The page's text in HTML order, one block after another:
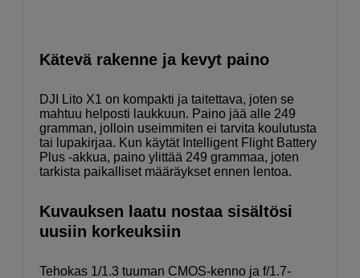
Kätevä rakenne ja kevyt paino
DJI Lito X1 on kompakti ja taitettava, joten se
mahtuu helposti laukkuun. Paino jää alle 249
gramman, jolloin useimmiten ei tarvita koulutusta
tai lupakirjaa. Kun käytät Intelligent Flight Battery
Plus -akkua, paino ylittää 249 grammaa, joten
tarkista paikalliset määräykset ennen lentoa.
Kuvauksen laatu nostaa sisältösi
uusiin korkeuksiin
Tehokas 1/1.3 tuuman CMOS-kenno ja f/1.7-